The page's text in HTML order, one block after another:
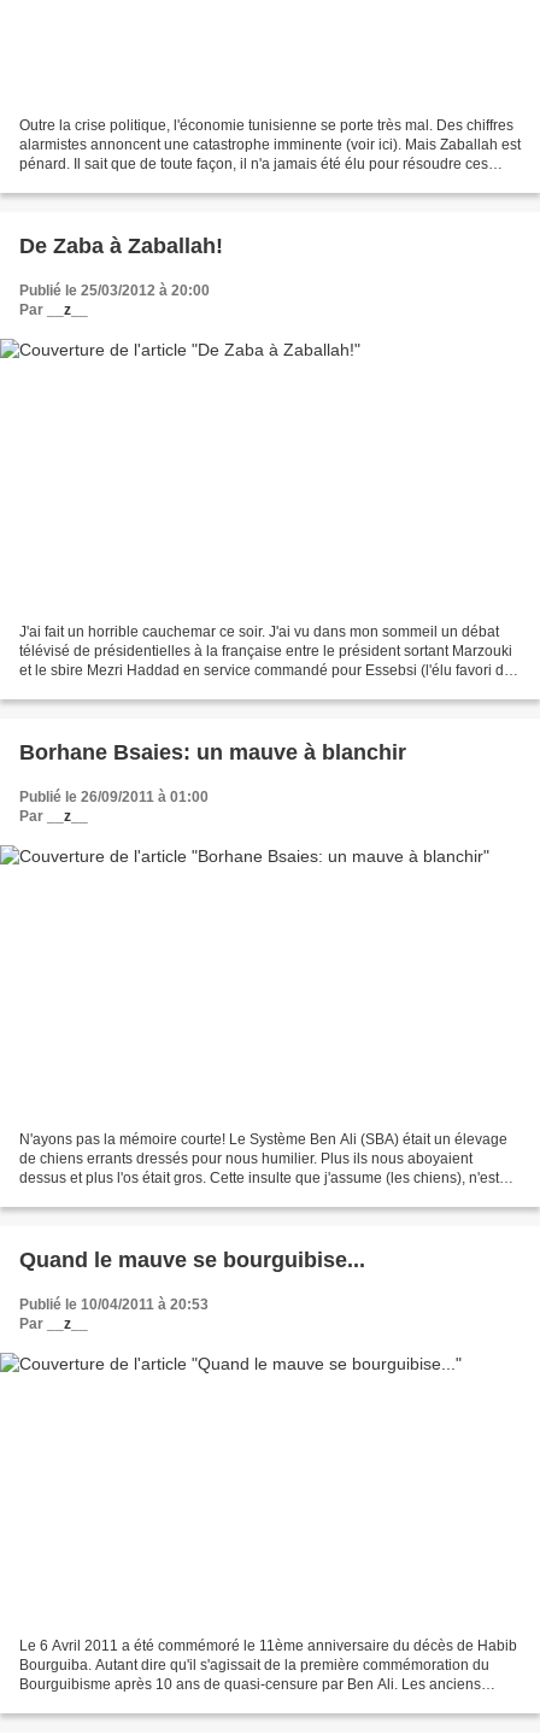
Outre la crise politique, l'économie tunisienne se porte très mal. Des chiffres
alarmistes annoncent une catastrophe imminente (voir ici). Mais Zaballah est
pénard. Il sait que de toute façon, il n'a jamais été élu pour résoudre ces
De Zaba à Zaballah!
Publié le 25/03/2012 à 20:00
Par
__z__
J'ai fait un horrible cauchemar ce soir. J'ai vu dans mon sommeil un débat
télévisé de présidentielles à la française entre le président sortant Marzouki
et le sbire Mezri Haddad en service commandé pour Essebsi (l'élu favori de
Borhane Bsaies: un mauve à blanchir
Publié le 26/09/2011 à 01:00
Par
__z__
N'ayons pas la mémoire courte! Le Système Ben Ali (SBA) était un élevage
de chiens errants dressés pour nous humilier. Plus ils nous aboyaient
dessus et plus l'os était gros. Cette insulte que j'assume (les chiens), n'est
Quand le mauve se bourguibise...
Publié le 10/04/2011 à 20:53
Par
__z__
Le 6 Avril 2011 a été commémoré le 11ème anniversaire du décès de Habib
Bourguiba. Autant dire qu'il s'agissait de la première commémoration du
Bourguibisme après 10 ans de quasi-censure par Ben Ali. Les anciens